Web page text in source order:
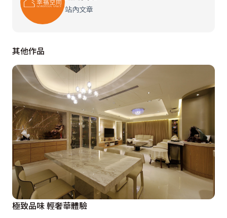
站內文章
其他作品
極致品味 輕奢華體驗